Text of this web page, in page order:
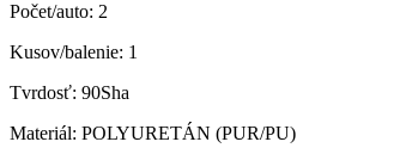
Počet/auto: 2
Kusov/balenie: 1
Tvrdosť: 90Sha
Materiál: POLYURETÁN (PUR/PU)